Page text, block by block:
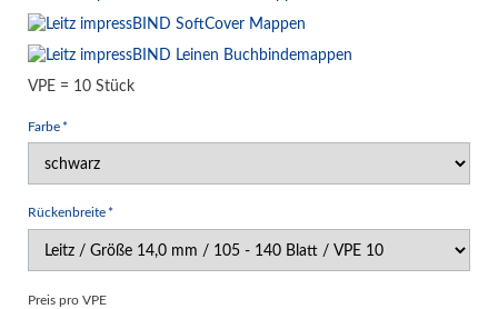
VPE = 10 Stück
Pflichtfeld
Farbe *
Pflichtfeld
Rückenbreite *
Preis pro VPE